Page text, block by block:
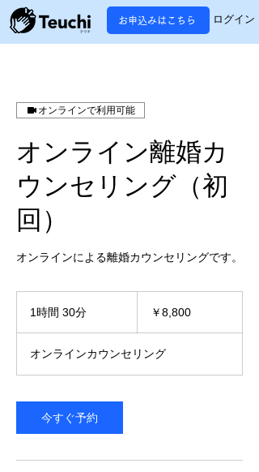
お申込みはこちら ログイン
オンラインで利用可能
オンライン離婚カ
ウンセリング（初
回）
オンラインによる離婚カウンセリングです。
1時間 30分
0
分
￥8,800
オンラインカウンセリング
今すぐ予約